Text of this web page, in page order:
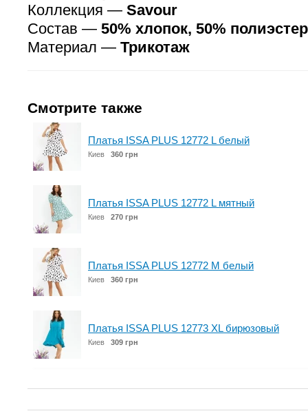
Коллекция — Savour
Состав — 50% хлопок, 50% полиэстер
Материал — Трикотаж
Смотрите также
Платья ISSA PLUS 12772 L белый
Киев 360 грн
Платья ISSA PLUS 12772 L мятный
Киев 270 грн
Платья ISSA PLUS 12772 M белый
Киев 360 грн
Платья ISSA PLUS 12773 XL бирюзовый
Киев 309 грн